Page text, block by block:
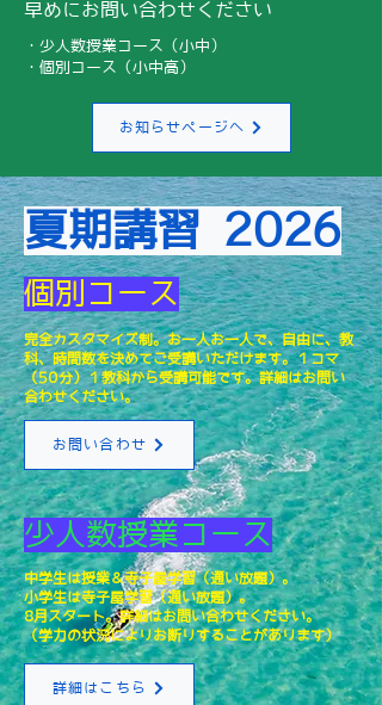
早めにお問い合わせください
・少人数授業コース（小中）
​・個別コース（小中高）
お知らせページへ
夏期講習 2026
個別コース
完全カスタマイズ制。お一人お一人で、自由に、教
科、時間数を決めてご受講いただけます。１コマ
（50分）１教科から受講可能です。詳細はお問い
合わせください。
お問い合わせ
少人数授業コース
中学生は授業＆寺子屋学習（通い放題）。
小学生は寺子屋学習（通い放題）。
​8月スタート。詳細はお問い合わせください。
​（学力の状況によりお断りすることがあります）
詳細はこちら